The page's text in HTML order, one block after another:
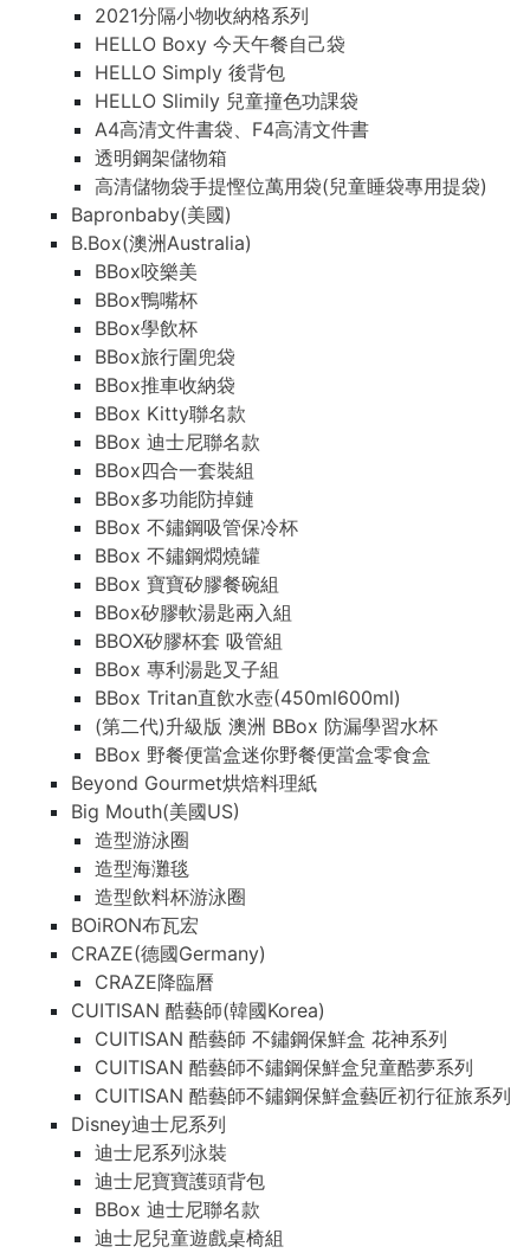
2021分隔小物收納格系列
HELLO Boxy 今天午餐自己袋
HELLO Simply 後背包
HELLO Slimily 兒童撞色功課袋
A4高清文件書袋、F4高清文件書
透明鋼架儲物箱
高清儲物袋手提慳位萬用袋(兒童睡袋專用提袋)
Bapronbaby(美國)
B.Box(澳洲Australia)
BBox咬樂美
BBox鴨嘴杯
BBox學飲杯
BBox旅行圍兜袋
BBox推車收納袋
BBox Kitty聯名款
BBox 迪士尼聯名款
BBox四合一套裝組
BBox多功能防掉鏈
BBox 不鏽鋼吸管保冷杯
BBox 不鏽鋼燜燒罐
BBox 寶寶矽膠餐碗組
BBox矽膠軟湯匙兩入組
BBOX矽膠杯套 吸管組
BBox 專利湯匙叉子組
BBox Tritan直飲水壺(450ml600ml)
(第二代)升級版 澳洲 BBox 防漏學習水杯
BBox 野餐便當盒迷你野餐便當盒零食盒
Beyond Gourmet烘焙料理紙
Big Mouth(美國US)
造型游泳圈
造型海灘毯
造型飲料杯游泳圈
BOiRON布瓦宏
CRAZE(德國Germany)
CRAZE降臨曆
CUITISAN 酷藝師(韓國Korea)
CUITISAN 酷藝師 不鏽鋼保鮮盒 花神系列
CUITISAN 酷藝師不鏽鋼保鮮盒兒童酷夢系列
CUITISAN 酷藝師不鏽鋼保鮮盒藝匠初行征旅系列
Disney迪士尼系列
迪士尼系列泳裝
迪士尼寶寶護頭背包
BBox 迪士尼聯名款
迪士尼兒童遊戲桌椅組